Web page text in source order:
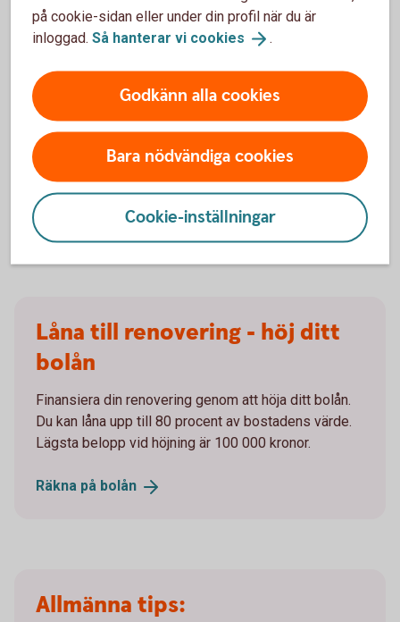
får avslag på?
Många får avslag på grund av att planerna inte följer
detaljplanen, som till exempel reglerar hur mycket man får
bygga på tomtens yta, eller inom ett visst område, där flera
hus ibland delar på en gemensam byggrätt. Att kolla om
grannarna byggt ut behöver alltså inte vara en garanti för att
det går att få bygglov om byggkvoten för området är fullt.
Låna till renovering - höj ditt
bolån
Finansiera din renovering genom att höja ditt bolån.
Du kan låna upp till 80 procent av bostadens värde.
Lägsta belopp vid höjning är 100 000 kronor.
Räkna på bolån
Allmänna tips:
på cookie-sidan eller under din profil när du är
inloggad. Så hanterar vi cookies .
Godkänn alla cookies
Bara nödvändiga cookies
Cookie-inställningar